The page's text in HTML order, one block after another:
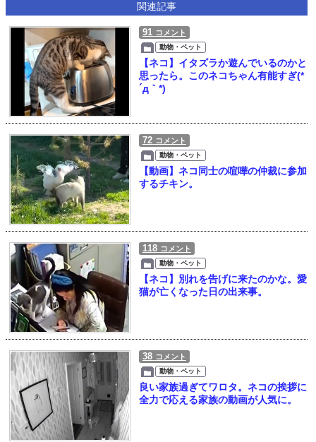
関連記事
91 コメント
動物・ペット
【ネコ】イタズラか遊んでいるのかと
思ったら。このネコちゃん有能すぎ(*
´д｀*)
72 コメント
動物・ペット
【動画】ネコ同士の喧嘩の仲裁に参加
するチキン。
118 コメント
動物・ペット
【ネコ】別れを告げに来たのかな。愛
猫が亡くなった日の出来事。
38 コメント
動物・ペット
良い家族過ぎてワロタ。ネコの挨拶に
全力で応える家族の動画が人気に。